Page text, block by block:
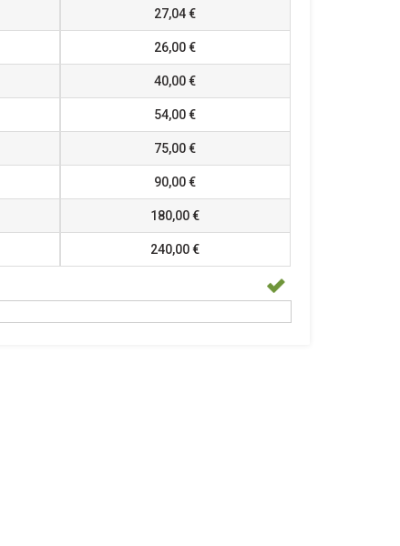
27,04 €
26,00 €
40,00 €
54,00 €
75,00 €
90,00 €
180,00 €
240,00 €